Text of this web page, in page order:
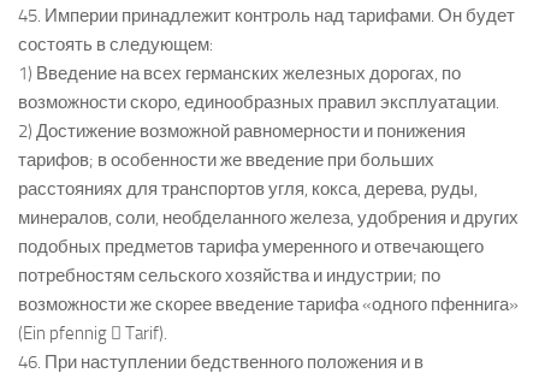
45. Империи принадлежит контроль над тарифами. Он будет
состоять в следующем:
1) Введение на всех германских железных дорогах, по
возможности скоро, единообразных правил эксплуатации.
2) Достижение возможной равномерности и понижения
тарифов; в особенности же введение при больших
расстояниях для транспортов угля, кокса, дерева, руды,
минералов, соли, необделанного железа, удобрения и других
подобных предметов тарифа умеренного и отвечающего
потребностям сельского хозяйства и индустрии; по
возможности же скорее введение тарифа «одного пфеннига»
(Ein pfennig  Tarif).
46. При наступлении бедственного положения и в